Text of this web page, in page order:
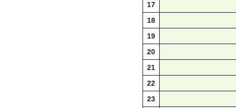
17
18
19
20
21
22
23